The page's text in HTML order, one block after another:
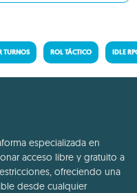
TURNOS ROL TÁCTICO IDLE
especializada en
acceso libre y gratuito a
ofreciendo una
desde cualquier